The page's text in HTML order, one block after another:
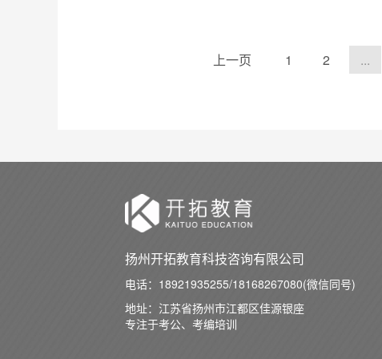
上一页 1 2 ...
扬州开拓教育科技咨询有限公司
电话： 18921935255/18168267080(微信同号)
地址：江苏省扬州市江都区佳源银座
专注于考公、考编培训